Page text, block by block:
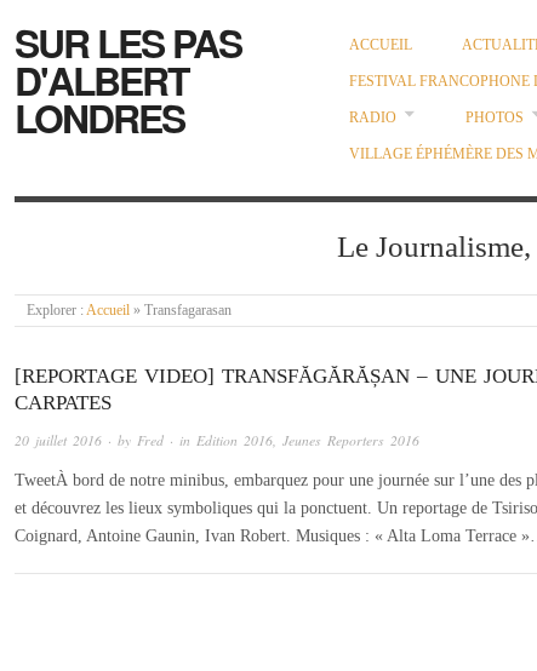
SUR LES PAS
D'ALBERT
LONDRES
ACCUEIL
FESTIVAL FRANCOPHONE
RADIO PHOTOS
VILLAGE ÉPHÉMÈRE DES
Le
Explorer : Accueil » Transfagarasan
[REPORTAGE VIDEO] TRANSFĂGĂRĂȘAN – UNE
CARPATES
20 juillet 2016 · by Fred · in Edition 2016, Jeunes Reporters 2016
TweetÀ bord de notre minibus, embarquez pour une journée sur l’une des
et découvrez les lieux symboliques qui la ponctuent. Un reportage de
Coignard, Antoine Gaunin, Ivan Robert. Musiques : « Alta Loma Terrace »…